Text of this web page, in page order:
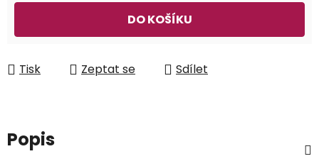
DO KOŠÍKU
Tisk Zeptat se Sdílet
Popis